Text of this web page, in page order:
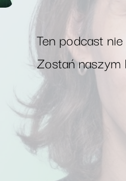
Ten podcast
Zostań